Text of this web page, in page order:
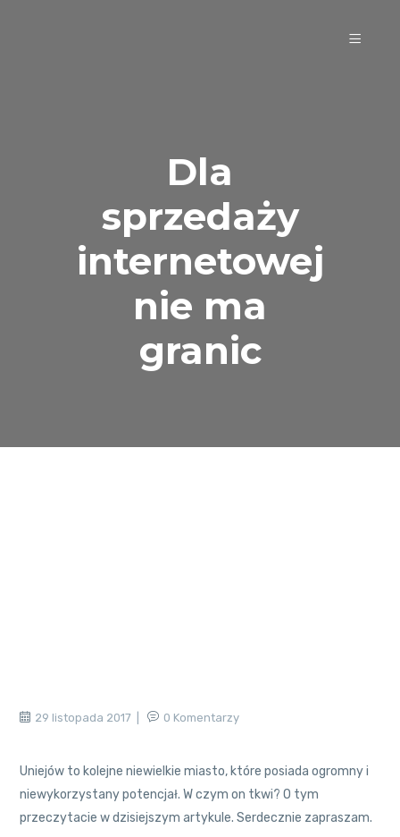
Dla
sprzedaży
internetowej
nie ma
granic
29 listopada 2017 0 Komentarzy
Uniejów to kolejne niewielkie miasto, które posiada ogromny i
niewykorzystany potencjał. W czym on tkwi? O tym
przeczytacie w dzisiejszym artykule. Serdecznie zapraszam.